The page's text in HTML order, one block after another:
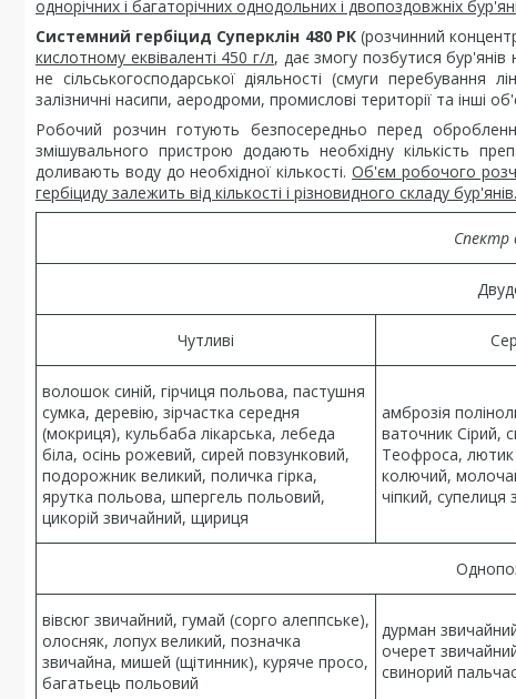
однорічних і багаторічних однодольних і двопоздовжніх
Системний гербіцид Суперклін 480 РК (розчинний
кислотному еквіваленті 450 г/л, дає змогу позбутися бур'янів
не сільськогосподарської діяльності (смуги перебування
залізничні насипи, аеродроми, промислові території та інші
Робочий розчин готують безпосередньо перед
змішувального пристрою додають необхідну кількість
доливають воду до необхідної кількості.Об'єм робочого
гербіциду залежить від кількості і різновидного складу бур'янів.
Спектр
Чутливі
волошок синій, гірчиця польова, пастушня
сумка, деревію, зірчастка середня
(мокриця), кульбаба лікарська, лебеда
біла, осінь рожевий, сирей повзунковий,
подорожник великий, поличка гірка,
ярутка польова, шпергель польовий,
цикорій звичайний, щириця
амброзія
ваточник Сірий,
Теофроса,
колючий,
чіпкий, супелиця
вівсюг звичайний, гумай (сорго алеппське),
олосняк, лопух великий, позначка
звичайна, мишей (щітинник), куряче просо,
багатьець польовий
дурман
очерет
свинорий